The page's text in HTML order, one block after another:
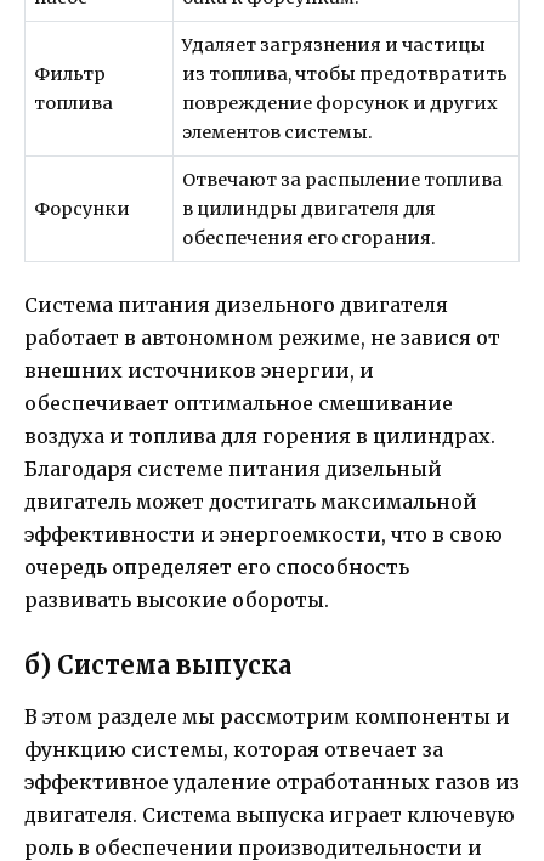
Фильтр
топлива
Удаляет загрязнения и частицы
из топлива, чтобы предотвратить
повреждение форсунок и других
элементов системы.
Форсунки
Отвечают за распыление топлива
в цилиндры двигателя для
обеспечения его сгорания.
Система питания дизельного двигателя
работает в автономном режиме, не завися от
внешних источников энергии, и
обеспечивает оптимальное смешивание
воздуха и топлива для горения в цилиндрах.
Благодаря системе питания дизельный
двигатель может достигать максимальной
эффективности и энергоемкости, что в свою
очередь определяет его способность
развивать высокие обороты.
б) Система выпуска
В этом разделе мы рассмотрим компоненты и
функцию системы, которая отвечает за
эффективное удаление отработанных газов из
двигателя. Система выпуска играет ключевую
роль в обеспечении производительности и